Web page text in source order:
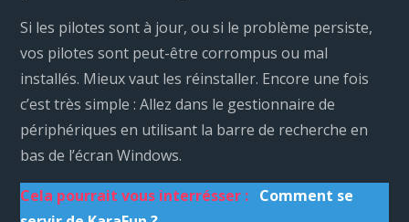
Si les pilotes sont à jour, ou si le problème persiste,
vos pilotes sont peut-être corrompus ou mal
installés. Mieux vaut les réinstaller. Encore une fois
c’est très simple : Allez dans le gestionnaire de
périphériques en utilisant la barre de recherche en
bas de l’écran Windows.
Cela pourrait vous interrésser : Comment se